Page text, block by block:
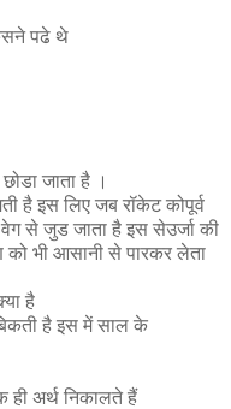
पढे थे
जाता है ।
है इस लिए जब रॉकेट कोपूर्व
से जुड जाता है इस सेउर्जा की
को भी आसानी से पारकर लेता
है
है इस में साल के
ही अर्थ निकालते हैं